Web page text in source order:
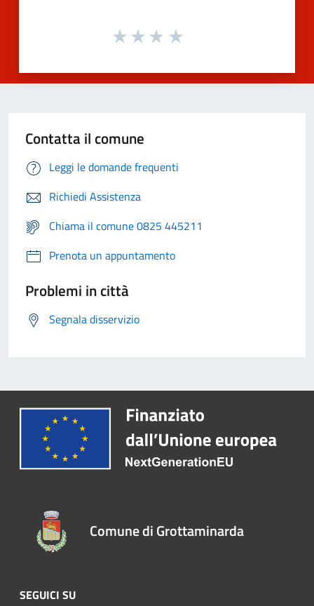
Contatta il comune
Leggi le domande frequenti
Richiedi Assistenza
Chiama il comune 0825 445211
Prenota un appuntamento
Problemi in città
Segnala disservizio
Comune di Grottaminarda
SEGUICI SU